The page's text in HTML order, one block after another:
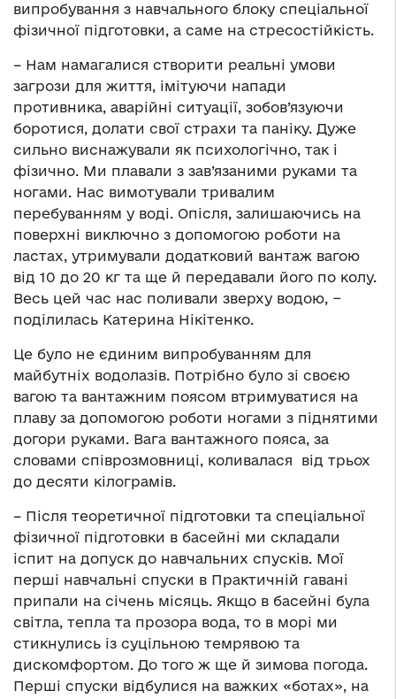
випробування з навчального блоку спеціальної
фізичної підготовки, а саме на стресостійкість.
– Нам намагалися створити реальні умови
загрози для життя, імітуючи напади
противника, аварійні ситуації, зобов’язуючи
боротися, долати свої страхи та паніку. Дуже
сильно виснажували як психологічно, так і
фізично. Ми плавали з зав’язаними руками та
ногами. Нас вимотували тривалим
перебуванням у воді. Опісля, залишаючись на
поверхні виключно з допомогою роботи на
ластах, утримували додатковий вантаж вагою
від 10 до 20 кг та ще й передавали його по колу.
Весь цей час нас поливали зверху водою, −
поділилась Катерина Нікітенко.
Це було не єдиним випробуванням для
майбутніх водолазів. Потрібно було зі своєю
вагою та вантажним поясом втримуватися на
плаву за допомогою роботи ногами з піднятими
догори руками. Вага вантажного пояса, за
словами співрозмовниці, коливалася від трьох
до десяти кілограмів.
– Після теоретичної підготовки та спеціальної
фізичної підготовки в басейні ми складали
іспит на допуск до навчальних спусків. Мої
перші навчальні спуски в Практичній гавані
припали на січень місяць. Якщо в басейні була
світла, тепла та прозора вода, то в морі ми
стикнулись із суцільною темрявою та
дискомфортом. До того ж ще й зимова погода.
Перші спуски відбулися на важких «ботах», на